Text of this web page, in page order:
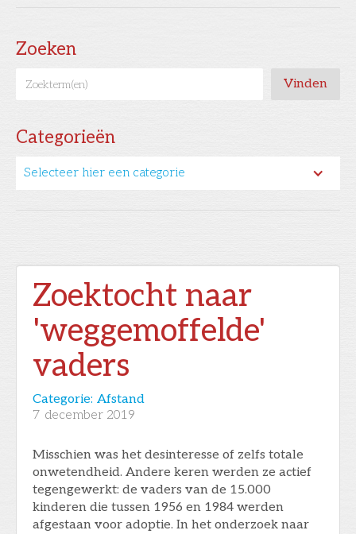
Zoeken
Categorieën
Selecteer hier een categorie
Zoektocht naar
'weggemoffelde'
vaders
Categorie: Afstand
7 december 2019
Misschien was het desinteresse of zelfs totale
onwetendheid. Andere keren werden ze actief
tegengewerkt: de vaders van de 15.000
kinderen die tussen 1956 en 1984 werden
afgestaan voor adoptie. In het onderzoek naar